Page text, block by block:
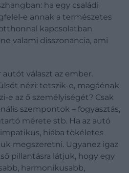
ha egy családi
e annak a természetes
kapcsolatban
valami disszonancia, ami
választ az ember.
nézi: tetszik-e, magáénak
e az ő személyiségét? Csak
szempontok – fogyasztás,
mérete stb. Ha az autó
hiába tökéletes
megszeretni. Ugyanez igaz
pillantásra látjuk, hogy egy
harmonikusabb,